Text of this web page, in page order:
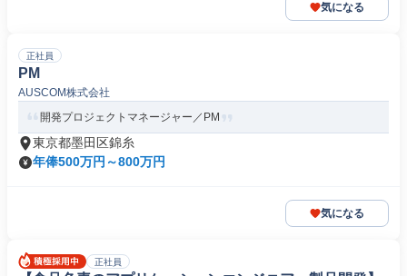
気になる
正社員
PM
AUSCOM株式会社
開発プロジェクトマネージャー／PM
東京都墨田区錦糸
年俸500万円～800万円
気になる
正社員